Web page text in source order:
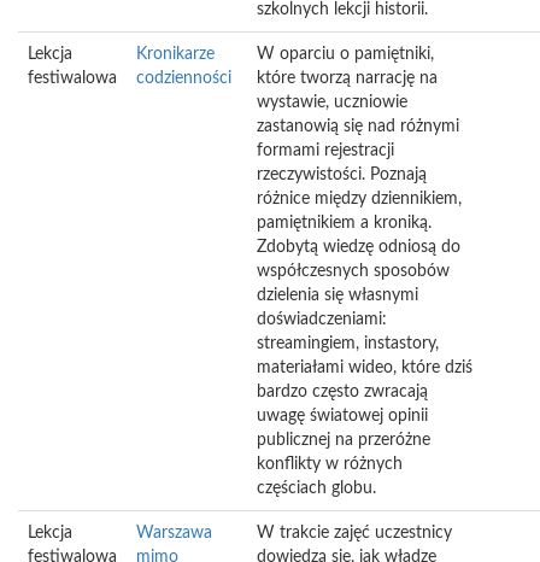
szkolnych lekcji historii.
Lekcja
festiwalowa
Kronikarze
codzienności
W oparciu o pamiętniki,
które tworzą narrację na
wystawie, uczniowie
zastanowią się nad różnymi
formami rejestracji
rzeczywistości. Poznają
różnice między dziennikiem,
pamiętnikiem a kroniką.
Zdobytą wiedzę odniosą do
współczesnych sposobów
dzielenia się własnymi
doświadczeniami:
streamingiem, instastory,
materiałami wideo, które dziś
bardzo często zwracają
uwagę światowej opinii
publicznej na przeróżne
konflikty w różnych
częściach globu.
Lekcja
festiwalowa
Warszawa
mimo
W trakcie zajęć uczestnicy
dowiedzą się, jak władze